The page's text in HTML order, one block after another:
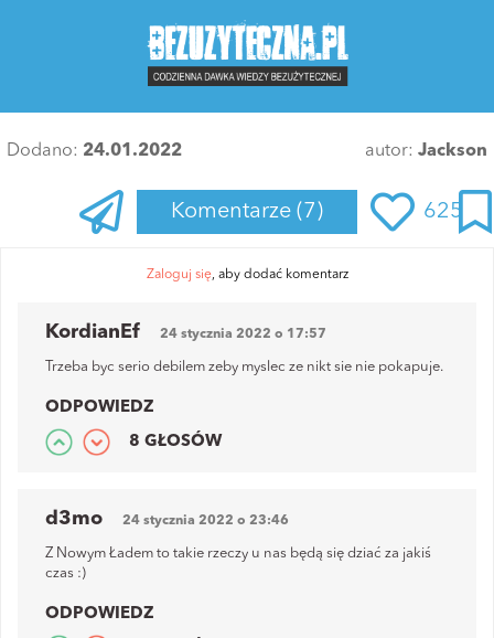
Dodano: 24.01.2022 autor: Jackson
Komentarze (7) 625
Zaloguj się, aby dodać komentarz
KordianEf 24 stycznia 2022 o 17:57
Trzeba byc serio debilem zeby myslec ze nikt sie nie pokapuje.
ODPOWIEDZ
8 GŁOSÓW
d3mo 24 stycznia 2022 o 23:46
Z Nowym Ładem to takie rzeczy u nas będą się dziać za jakiś
czas :)
ODPOWIEDZ